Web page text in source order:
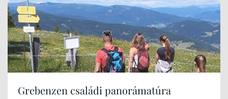
Grebenzen családi panorámatúra